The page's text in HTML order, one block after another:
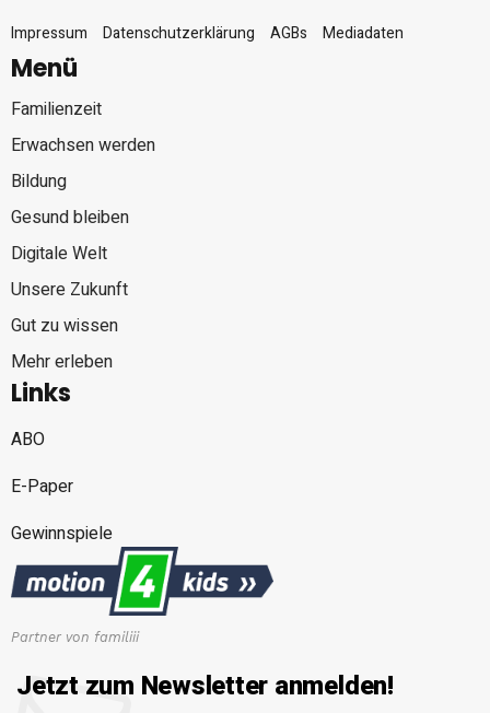
Impressum
Datenschutzerklärung AGBs Mediadaten
Menü
Familienzeit
Erwachsen werden
Bildung
Gesund bleiben
Digitale Welt
Unsere Zukunft
Gut zu wissen
Mehr erleben
Links
ABO
E-Paper
Gewinnspiele
Partner von familiii
Jetzt zum Newsletter anmelden!